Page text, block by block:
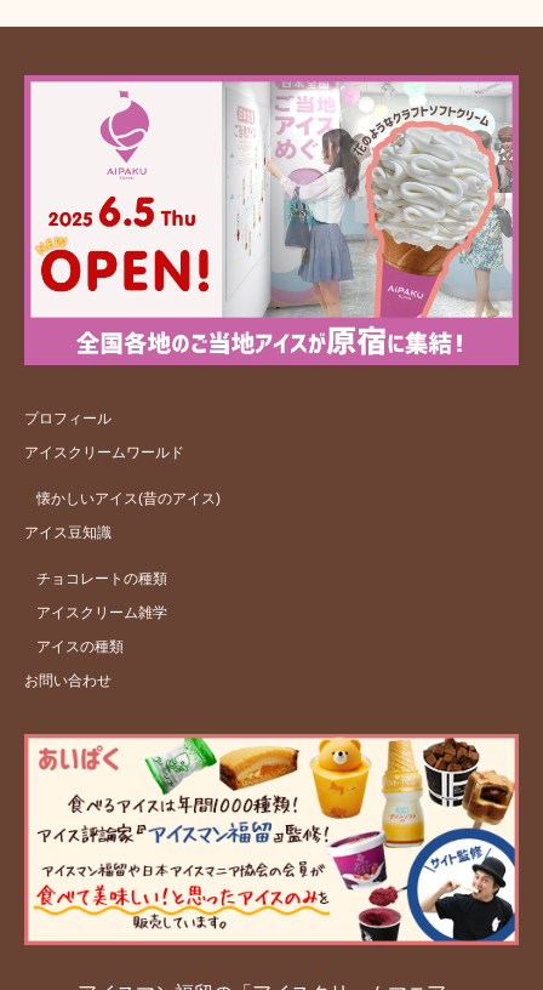
プロフィール
アイスクリームワールド
懐かしいアイス(昔のアイス)
アイス豆知識
チョコレートの種類
アイスクリーム雑学
アイスの種類
お問い合わせ